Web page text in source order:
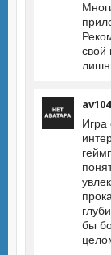
свой
Игра
бы